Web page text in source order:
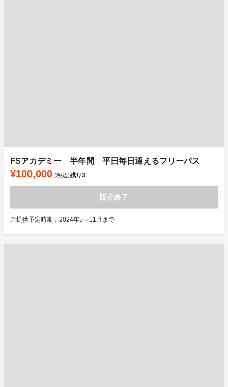
FSアカデミー 半年間 平日毎日通えるフリーパス
¥100,000 (税込)残り3
販売終了
ご提供予定時期：2024年5～11月まで